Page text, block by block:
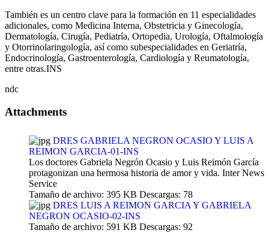
También es un centro clave para la formación en 11 especialidades
adicionales, como Medicina Interna, Obstetricia y Ginecología,
Dermatología, Cirugía, Pediatría, Ortopedia, Urología, Oftalmología
y Otorrinolaringología, así como subespecialidades en Geriatría,
Endocrinología, Gastroenterología, Cardiología y Reumatología,
entre otras.INS
ndc
Attachments
DRES GABRIELA NEGRON OCASIO Y LUIS A
REIMON GARCIA-01-INS
Los doctores Gabriela Negrón Ocasio y Luis Reimón García
protagonizan una hermosa historia de amor y vida. Inter News
Service
Tamaño de archivo: 395 KB Descargas: 78
DRES LUIS A REIMON GARCIA Y GABRIELA
NEGRON OCASIO-02-INS
Tamaño de archivo: 591 KB Descargas: 92